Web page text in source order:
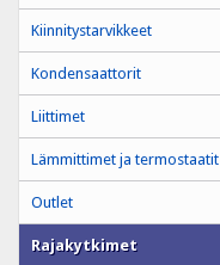
Kiinnitystarvikkeet
Kondensaattorit
Liittimet
Lämmittimet ja termostaatit
Outlet
Rajakytkimet